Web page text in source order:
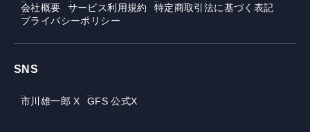
会社概要 サービス利用規約
特定商取引法に基づく表記
プライバシーポリシー
SNS
市川雄一郎 X GFS 公式X